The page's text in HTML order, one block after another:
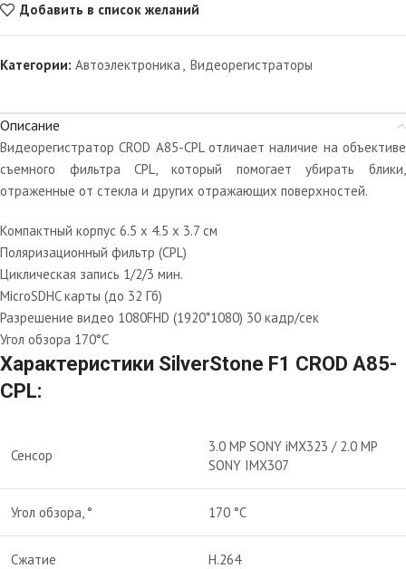
Добавить в список желаний
Категории: Автоэлектроника , Видеорегистраторы
Описание
Видеорегистратор CROD A85-CPL отличает наличие на объективе
съемного фильтра CPL, который помогает убирать блики,
отраженные от стекла и других отражающих поверхностей.
Компактный корпус 6.5 x 4.5 x 3.7 см
Поляризационный фильтр (CPL)
Циклическая запись 1/2/3 мин.
MicroSDHC карты (до 32 Гб)
Разрешение видео 1080FHD (1920*1080) 30 кадр/сек
Угол обзора 170°С
Характеристики SilverStone F1 CROD A85-
CPL:
Сенсор
3.0 MP SONY iMX323 / 2.0 MP
SONY IMX307
Угол обзора, ° 170 °С
Сжатие H.264